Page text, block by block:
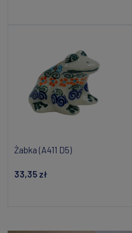
Żabka (A411 D5)
33,35 zł